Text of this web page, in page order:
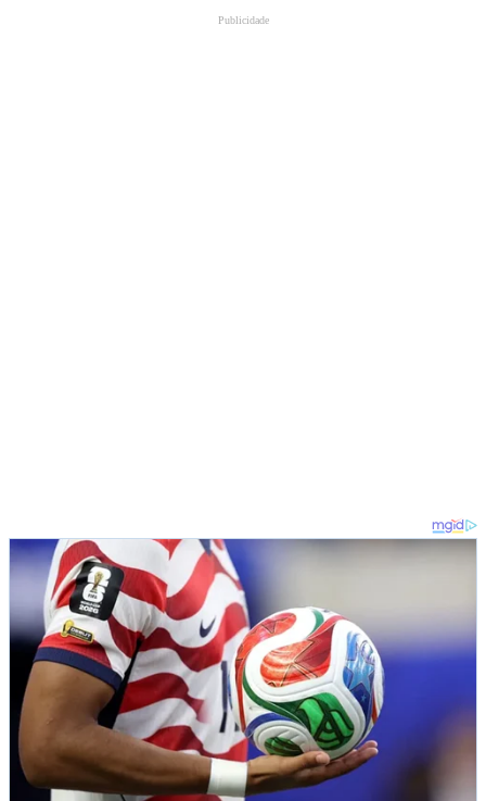
Publicidade